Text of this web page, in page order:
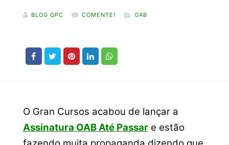
BLOG QPC COMENTE! OAB
O Gran Cursos acabou de lançar a
Assinatura OAB Até Passare estão